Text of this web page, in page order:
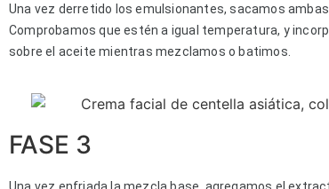
Una vez derretido los emulsionantes, sacamos
Comprobamos que estén a igual temperatura, y
sobre el aceite mientras mezclamos o batimos.
FASE 3